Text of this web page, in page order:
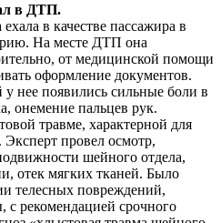
в ДТП.
в качестве пассажира в
На месте ДТП она
от медицинской помощи
оформление документов.
у нее появились сильные боли в
онемение пальцев рук.
травме, характерной для
провел осмотр,
шейного отдела,
отек мягких тканей. Было
телесных повреждений,
с рекомендацией срочного